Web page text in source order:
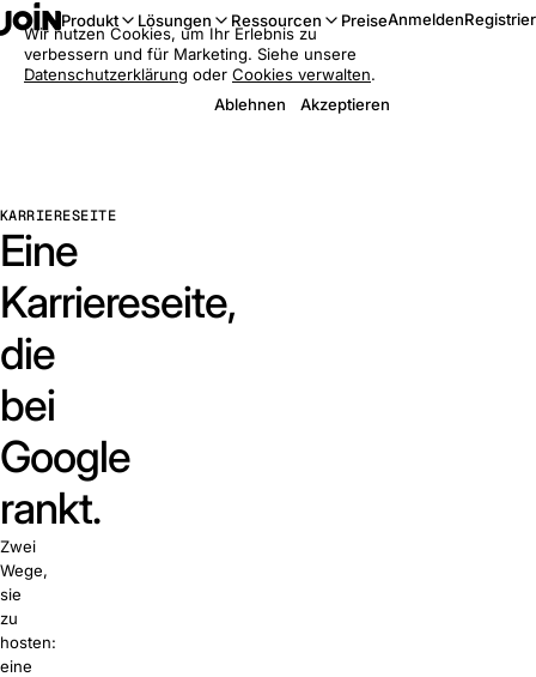
Produkt Lösungen Ressourcen PreiseAnmelden
KARRIERESEITE
Eine
Karriereseite,
die
bei
Google
rankt.
Zwei
Wege,
sie
zu
hosten:
eine
Wir nutzen Cookies, um Ihr Erlebnis zu
verbessern und für Marketing. Siehe unsere
Datenschutzerklärung oder Cookies verwalten.
Ablehnen
Akzeptieren